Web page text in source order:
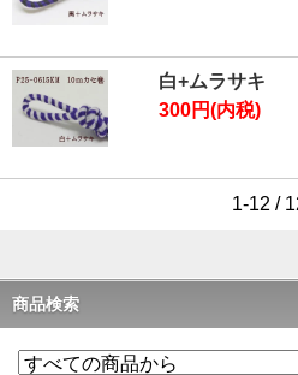
白+ムラサキ
300円(内税)
1-12 /
商品検索